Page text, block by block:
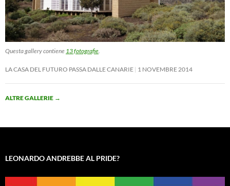
Questa gallery contiene 13 fotografie
LA CASA DEL FUTURO PASSA DALLE CANARIE 1 NOVEMBRE 2014
ALTRE GALLERIE →
LEONARDO ANDREBBE AL PRIDE?